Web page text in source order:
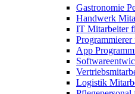
Gastronomie
Handwerk
IT Mitarbeiter
Programmierer
App
Logistik